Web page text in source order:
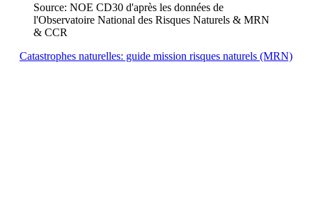
Source: NOE CD30 d'après les données de
l'Observatoire National des Risques Naturels & MRN
& CCR
Catastrophes naturelles: guide mission risques naturels (MRN)